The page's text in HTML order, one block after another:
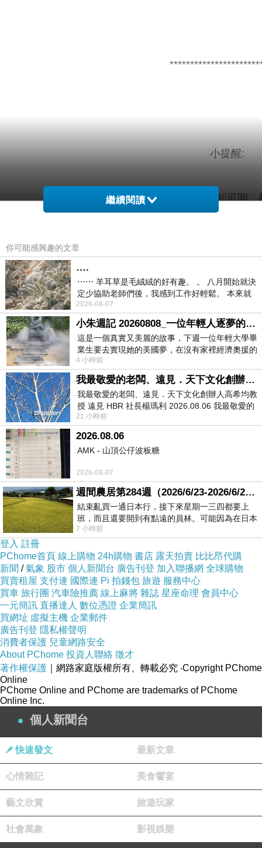
小提醒:
後釦可開，袖釦可開，
彈性 系 件
100?
酯纖
維，
3
色
無
繼續閱讀
你可能感興趣的文章
….
⋯⋯ 羊耳草是毛絨絨的好有趣。 。 八月開始就決
定少協助老師們後，我感到工作好輕鬆。 本來就
不是我的工作啊。 真
2026-08-07
小朱週記 20260808_一位年輕人逐夢的真實故事
這是一個真實又美麗的故事，下週一位年輕大學畢
業生要去實現她的美國夢，在沒有家裡經濟奧援的
情況下，靠著自我努力工作累積出國基
4 小時前
我最敬愛的老闆、遠見．天下文化創辦人高希均教授
我最敬愛的老闆、遠見．天下文化創辦人高希均教
授 遠見 HBR 社長楊瑪利 2026.08.06 我最敬愛的
老闆、遠見．天下文化創辦人高希均教
21 小時前
2026.08.06
AMK - 山頂公仔波板糖
2026-08-07
週間農居第284週（2026/6/23-2026/6/24) 夏至 金黃稻浪洋溢豐收喜悅
結束亂買一通日本行，接下來星期一三四都要上
班，而且還要開到有點遠的員林。可能因為在日本
花不少錢，星期一出門上班時，心裡沒有一
7 小時前
登入 註冊
PChome首頁 線上購物 24h購物 書店 露天拍賣 比比昂代購
新聞 /氣象 股市 個人新聞台 廣告刊登 加入聯播網 全球購物
買賣租屋 支付連 國際連 Pi 拍錢包 旅遊 服務中心
買車 旅行團 汽車險推薦 線上麻將 雜誌 星座命理 會員中心
一元簡訊 直播達人 數位憑證 企業簡訊
買網址 虛擬主機 企業郵件
廣告刊登 隱私權聲明
消費者保護 兒童網路安全
About PChome 投資人聯絡 徵才
著作權保護 ｜網路家庭版權所有、轉載必究 ‧Copyright PChome
Online
PChome Online and PChome are trademarks of PChome
Online Inc.
個人新聞台
快速發文 最新文章
心情雜記 美食饗宴
藝文欣賞 旅遊玩家
社會萬象 影視娛樂